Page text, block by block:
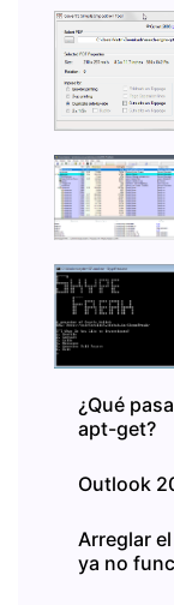
¿Qué
apt-get?
Outlook
Arreglar
ya no